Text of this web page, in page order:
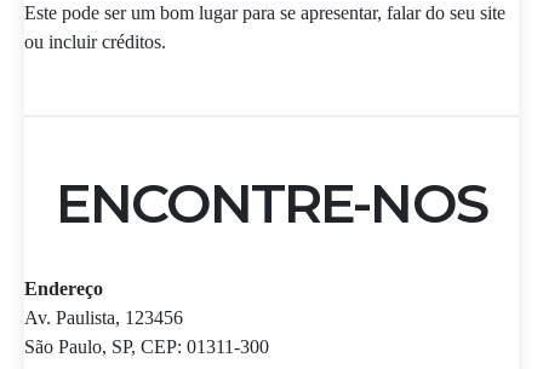
Este pode ser um bom lugar para se apresentar, falar do seu site
ou incluir créditos.
ENCONTRE-NOS
Endereço
Av. Paulista, 123456
São Paulo, SP, CEP: 01311-300